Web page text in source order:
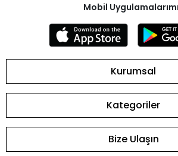
Mobil
Kurumsal
Kategoriler
Bize Ulaşın